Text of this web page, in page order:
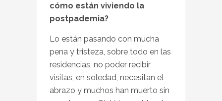
cómo están viviendo la
postpademia?
Lo están pasando con mucha
pena y tristeza, sobre todo en las
residencias, no poder recibir
visitas, en soledad, necesitan el
abrazo y muchos han muerto sin